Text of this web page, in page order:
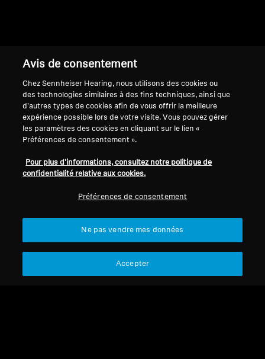
Support
Mentions légales
Politique de confidentialité
Conditions générales de vente en
Politique de divulgation
Notre entreprise
Contacts presse
Ambassadeurs de la
Avis de consentement
Chez Sennheiser Hearing, nous utilisons des cookies ou
des technologies similaires à des fins techniques, ainsi que
d'autres types de cookies afin de vous offrir la meilleure
expérience possible lors de votre visite. Vous pouvez gérer
les paramètres des cookies en cliquant sur le lien «
Préférences de consentement ».
Pour plus d'informations, consultez notre politique de
confidentialité relative aux cookies.
Préférences de consentement
Ne pas vendre mes données
Accepter